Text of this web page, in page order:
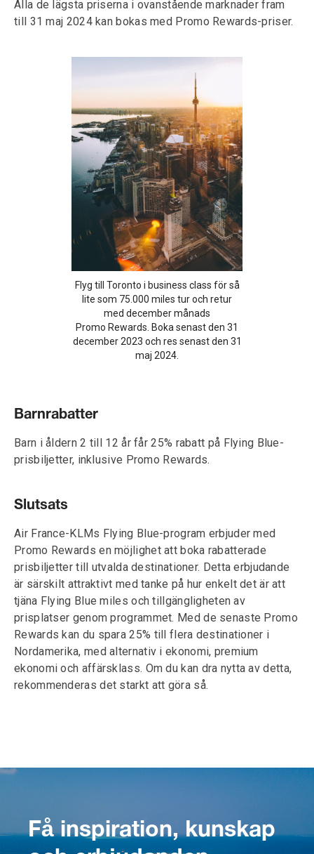
Alla de lägsta priserna i ovanstående marknader fram
till 31 maj 2024 kan bokas med Promo Rewards-priser.
Flyg till Toronto i business class för så
lite som 75.000 miles tur och retur
med december månads
Promo Rewards. Boka senast den 31
december 2023 och res senast den 31
maj 2024.
Barnrabatter
Barn i åldern 2 till 12 år får 25% rabatt på Flying Blue-
prisbiljetter, inklusive Promo Rewards.
Slutsats
Air France-KLMs Flying Blue-program erbjuder med
Promo Rewards en möjlighet att boka rabatterade
prisbiljetter till utvalda destinationer. Detta erbjudande
är särskilt attraktivt med tanke på hur enkelt det är att
tjäna Flying Blue miles och tillgängligheten av
prisplatser genom programmet. Med de senaste Promo
Rewards kan du spara 25% till flera destinationer i
Nordamerika, med alternativ i ekonomi, premium
ekonomi och affärsklass. Om du kan dra nytta av detta,
rekommenderas det starkt att göra så.
Få inspiration, kunskap